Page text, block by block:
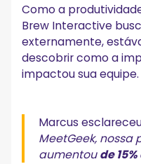
Como a
Brew Interactive
externamente,
descobrir como a
impactou sua equipe.
Marcus
MeetGeek,
aumentoude 15%